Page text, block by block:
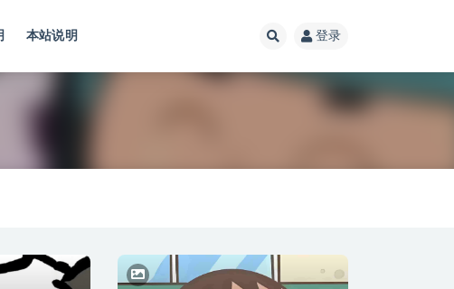
本站说明 登录